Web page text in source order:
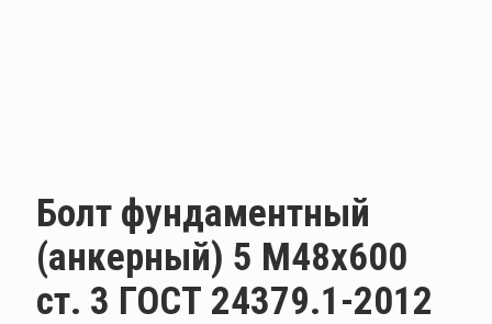
Болт фундаментный
(анкерный) 5 М48х600
ст. 3 ГОСТ 24379.1-2012